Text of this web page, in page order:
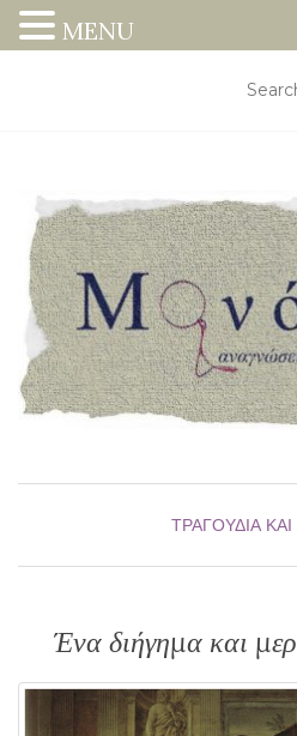
ΤΡΑΓΟΎΔΙΑ
Ένα διήγημα και
MENU